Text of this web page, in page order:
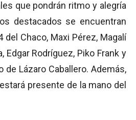
que pondrán ritmo y alegría
destacados se encuentran
del Chaco, Maxi Pérez, Magalí
Edgar Rodríguez, Piko Frank y
de Lázaro Caballero. Además,
presente de la mano del